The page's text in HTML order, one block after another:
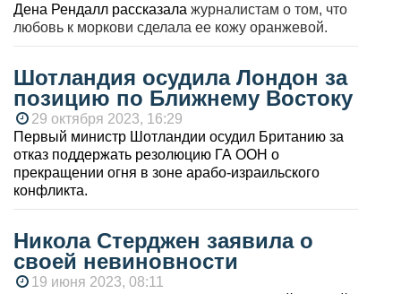
Дена Рендалл рассказала журналистам о том, что
любовь к моркови сделала ее кожу оранжевой.
Шотландия осудила Лондон за
позицию по Ближнему Востоку
29 октября 2023, 16:29
Первый министр Шотландии осудил Британию за
отказ поддержать резолюцию ГА ООН о
прекращении огня в зоне арабо-израильского
конфликта.
Никола Стерджен заявила о
своей невиновности
19 июня 2023, 08:11